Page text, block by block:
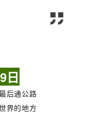
日
后通公路
界的地方